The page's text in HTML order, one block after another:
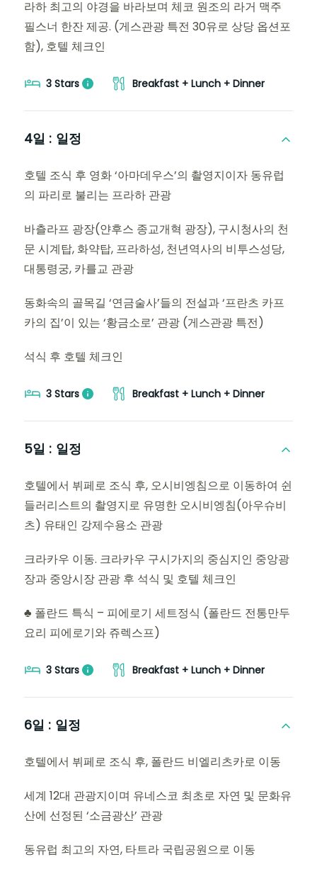
라하 최고의 야경을 바라보며 체코 원조의 라거 맥주
필스너 한잔 제공. (게스관광 특전 30유로 상당 옵션포
함), 호텔 체크인
3 Stars Breakfast + Lunch + Dinner
4일 : 일정
호텔 조식 후 영화 ‘아마데우스’의 촬영지이자 동유럽
의 파리로 불리는 프라하 관광
바츨라프 광장(얀후스 종교개혁 광장), 구시청사의 천
문 시계탑, 화약탑, 프라하성, 천년역사의 비투스성당,
대통령궁, 카를교 관광
동화속의 골목길 ‘연금술사’들의 전설과 ‘프란츠 카프
카의 집’이 있는 ‘황금소로’ 관광 (게스관광 특전)
석식 후 호텔 체크인
3 Stars Breakfast + Lunch + Dinner
5일 : 일정
호텔에서 뷔페로 조식 후, 오시비엥침으로 이동하여 쉰
들러리스트의 촬영지로 유명한 오시비엥침(아우슈비
츠) 유태인 강제수용소 관광
크라카우 이동. 크라카우 구시가지의 중심지인 중앙광
장과 중앙시장 관광 후 석식 및 호텔 체크인
♣ 폴란드 특식 – 피에로기 세트정식 (폴란드 전통만두
요리 피에로기와 쥬렉스프)
3 Stars Breakfast + Lunch + Dinner
6일 : 일정
호텔에서 뷔페로 조식 후, 폴란드 비엘리츠카로 이동
세계 12대 관광지이며 유네스코 최초로 자연 및 문화유
산에 선정된 ‘소금광산’ 관광
동유럽 최고의 자연, 타트라 국립공원으로 이동